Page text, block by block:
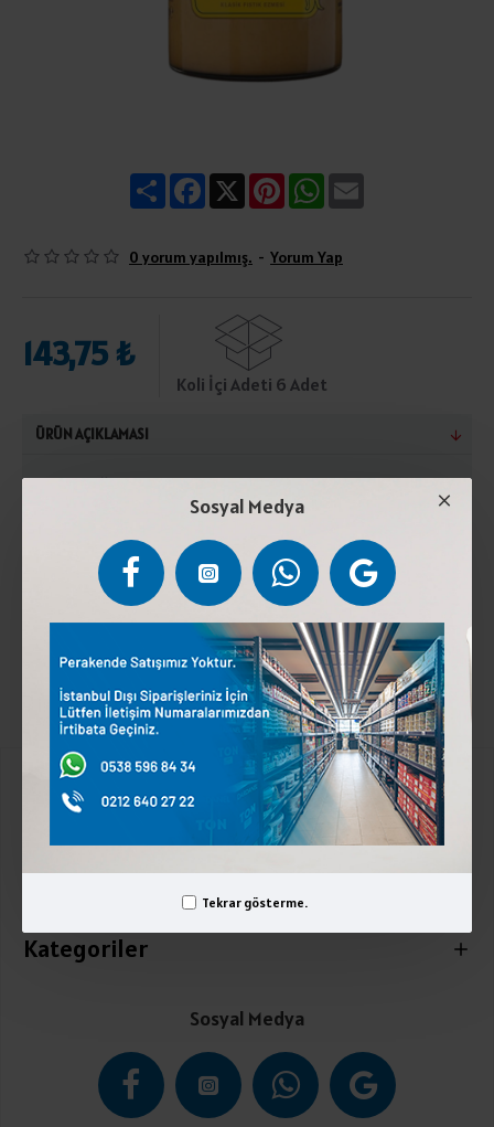
Sosyal Medya
Tekrar gösterme.
ShareFacebook
X PinterestWhatsApp
0 yorum yapılmış. - Yorum Yap
143,75 ₺
Koli İçi Adeti 6 Adet
ÜRÜN AÇIKLAMASI
Yer fıstığı %88, peyniraltı suyu tozu, bitkisel
emülgatör (E471).Serin ve kuru yerde saklayınız. Güneş
ışığından koruyunuz. Ambalajı açıldıktan sonra
buzdolabında saklayınız. Alerjen uyraısı: Yer fıstığı ve
laktoz içerir.
Kurumsal
Üyelik İşlemleri
Kategoriler
Sosyal Medya